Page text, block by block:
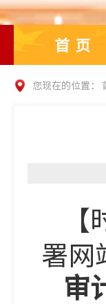
首页
您现在的位置：
署网
审